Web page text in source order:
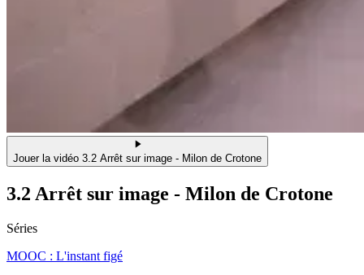
Jouer la vidéo 3.2 Arrêt sur image - Milon de Crotone
3.2 Arrêt sur image - Milon de Crotone
Séries
MOOC : L'instant figé